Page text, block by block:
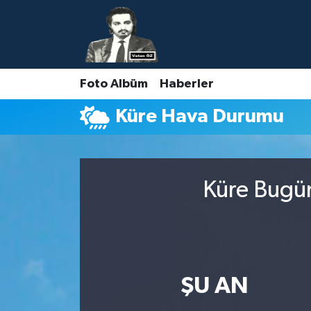
Foto Albüm Haberler
Küre Hava Durumu
Küre
ŞU AN
Nöbetçi Eczaneler
Hava Durumu
Namaz Vakitleri
Trafik Durumu
Süper Lig Puan Durumu ve Fikstür